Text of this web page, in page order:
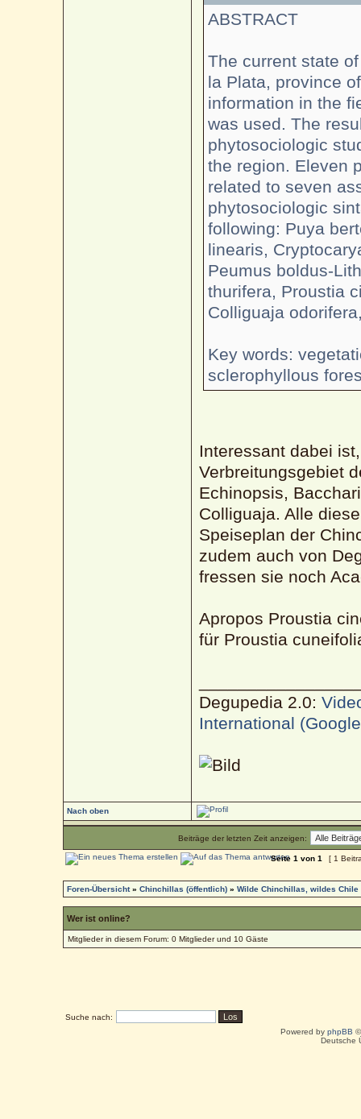
ABSTRACT
The current state
la Plata, province
information in the
was used. The
phytosociologic
the region. Eleven
related to seven
phytosociologic
following: Puya
linearis,
Peumus boldus-
thurifera, Proustia
Colliguaja
Key words:
sclerophyllous
Interessant dabei
Verbreitungsgebiet
Echinopsis,
Colliguaja. Alle
Speiseplan der
zudem auch von
fressen sie noch
Apropos Proustia
für Proustia
Degupedia 2.0:
International
Nach oben
Beiträge der letzten Zeit anzeigen:
Seite1 von1 [ 1
Foren-Übersicht»Chinchillas (öffentlich) »Wilde Chinchillas, wildes Chile
Wer ist online?
Mitglieder in diesem Forum: 0 Mitglieder und 10 Gäste
Suche nach:
Powered by phpBB
Deutsche